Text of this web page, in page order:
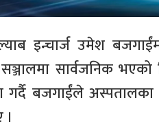
इन्चार्ज उमेश
सार्वजनिक भएको
गर्दै बजगाईंले